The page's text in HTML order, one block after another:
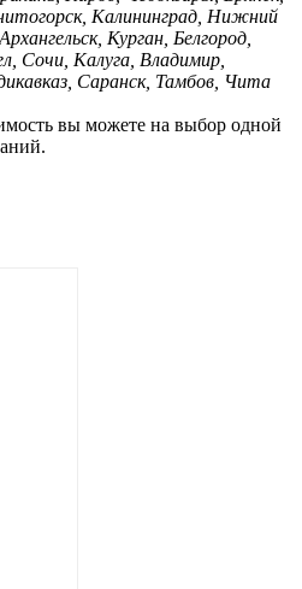
Калининград, Нижний
Курган, Белгород,
Сочи, Калуга, Владимир,
Саранск, Тамбов, Чита
вы можете на выбор одной